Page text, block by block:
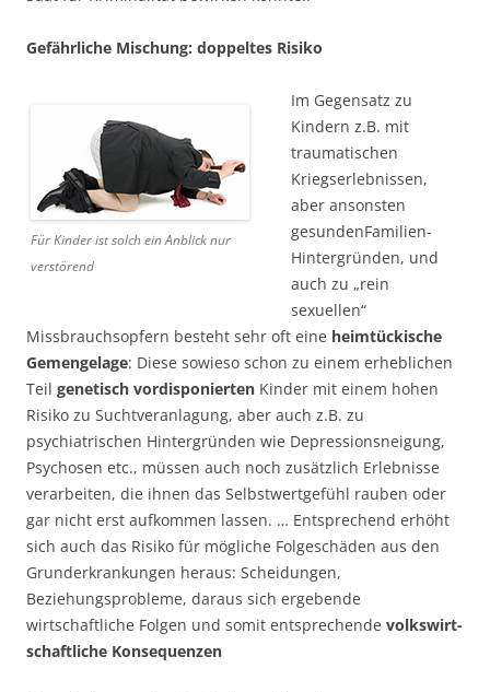
Gefährliche Mischung: doppeltes Risiko
Für Kinder ist solch ein Anblick nur
verstörend
Im Gegensatz zu
Kindern z.B. mit
traumatischen
Kriegserlebnissen,
aber ansonsten
gesundenFamilien-
Hintergründen, und
auch zu „rein
sexuellen“
Missbrauchsopfern besteht sehr oft eine heimtückische
Gemengelage: Diese sowieso schon zu einem erheblichen
Teil genetisch vordisponierten Kinder mit einem hohen
Risiko zu Suchtveranlagung, aber auch z.B. zu
psychiatrischen Hintergründen wie Depressionsneigung,
Psychosen etc., müssen auch noch zusätzlich Erlebnisse
verarbeiten, die ihnen das Selbstwertgefühl rauben oder
gar nicht erst aufkommen lassen. … Entsprechend erhöht
sich auch das Risiko für mögliche Folgeschäden aus den
Grunderkrankungen heraus: Scheidungen,
Beziehungsprobleme, daraus sich ergebende
wirtschaftliche Folgen und somit entsprechende volkswirt-
schaftliche Konsequenzen